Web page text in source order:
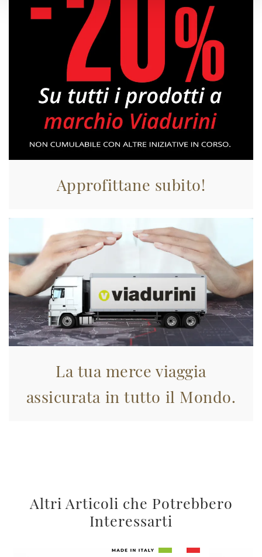
Approfittane subito!
La tua merce viaggia
assicurata in tutto il Mondo.
Altri Articoli che Potrebbero
Interessarti